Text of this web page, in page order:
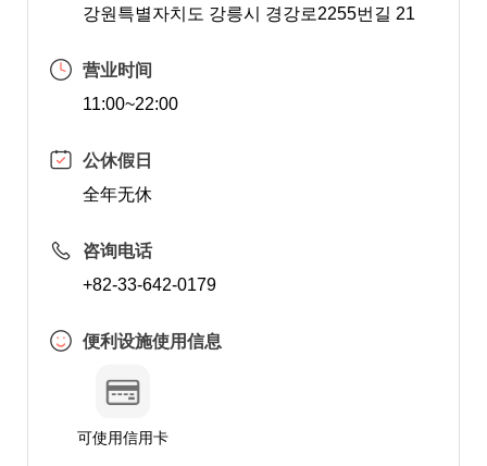
강원특별자치도 강릉시 경강로2255번길 21
营业时间
11:00~22:00
公休假日
全年无休
咨询电话
+82-33-642-0179
便利设施使用信息
可使用信用卡